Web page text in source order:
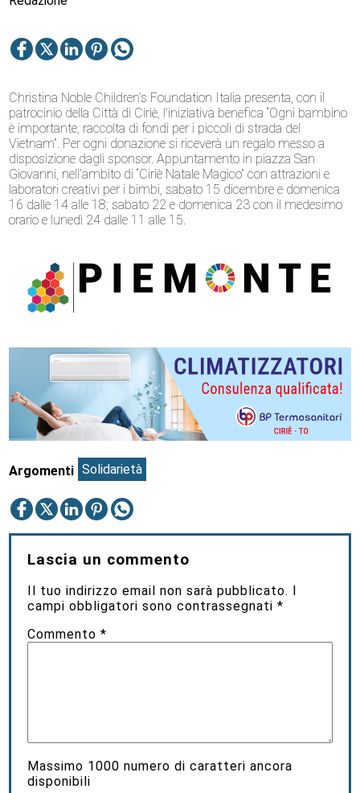
Christina Noble Children’s Foundation Italia presenta, con il
patrocinio della Città di Ciriè, l’iniziativa benefica “Ogni bambino
è importante, raccolta di fondi per i piccoli di strada del
Vietnam”. Per ogni donazione si riceverà un regalo messo a
disposizione dagli sponsor. Appuntamento in piazza San
Giovanni, nell’ambito di “Ciriè Natale Magico” con attrazioni e
laboratori creativi per i bimbi, sabato 15 dicembre e domenica
16 dalle 14 alle 18; sabato 22 e domenica 23 con il medesimo
orario e lunedì 24 dalle 11 alle 15.
Argomenti Solidarietà
Lascia un commento
Il tuo indirizzo email non sarà pubblicato.
campi obbligatori sono contrassegnati*
Commento*
Massimo 1000 numero di caratteri ancora
disponibili